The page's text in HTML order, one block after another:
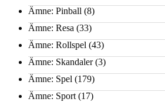
Ämne: Pinball (8)
Ämne: Resa (33)
Ämne: Rollspel (43)
Ämne: Skandaler(3)
Ämne: Spel (179)
Ämne: Sport (17)